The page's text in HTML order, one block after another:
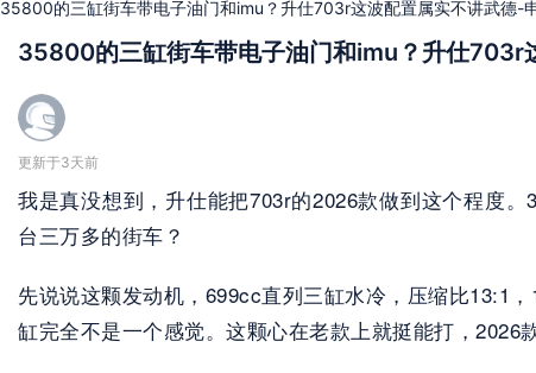
35800的三缸街车带电子油门和imu？升仕703r这波配置属实不讲武德-
35800的三缸街车带电子油门和imu？升仕703r
更新于3天前
我是真没想到，升仕能把703r的2026款做到这个程度
台三万多的街车？
先说说这颗发动机，699cc直列三缸水冷，压缩比13:1
缸完全不是一个感觉。这颗心在老款上就挺能打，2026